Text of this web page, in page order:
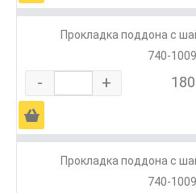
Прокладка поддона с
740-
- +
Ä
Прокладка поддона с
740-